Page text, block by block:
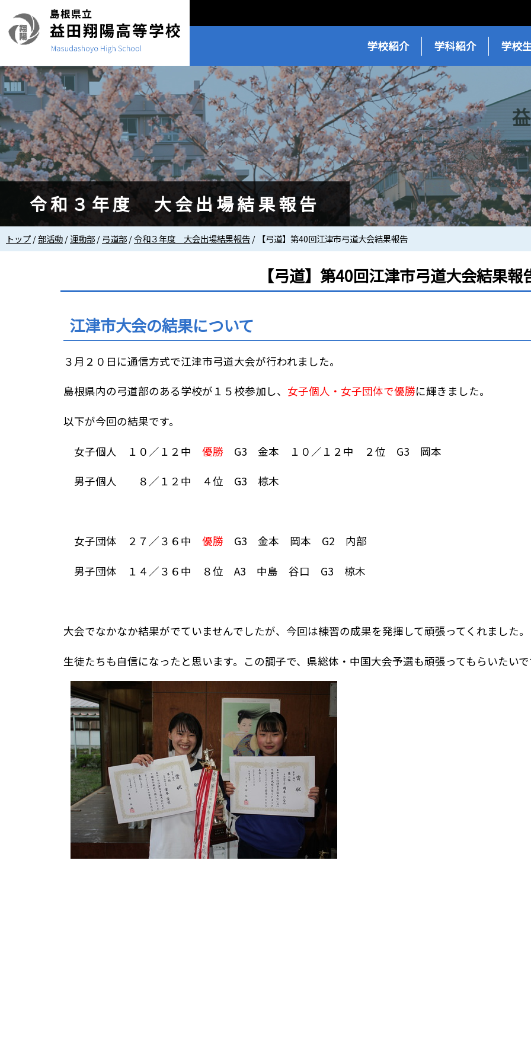
学校紹介 学科紹介 学校
令和３年度 大会出場結果報告
現
在
トップ/部活動/運動部/ 弓道部/令和３年度 大会出場結果報告/ 【弓道】第40回江津市弓道大会結果報告
【弓道】第40回江津市弓道大会結果報
江津市大会の結果について
３月２０日に通信方式で江津市弓道大会が行われました。
島根県内の弓道部のある学校が１５校参加し、 女子個人・女子団体で優勝に輝きました。
以下が今回の結果です。
女子個人 １０／１２中 優勝 G3 金本 １０／１２中 ２位 G3 岡本
男子個人 ８／１２中 ４位 G3 椋木
女子団体 ２７／３６中 優勝 G3 金本 岡本 G2 内部
男子団体 １４／３６中 ８位 A3 中島 谷口 G3 椋木
大会でなかなか結果がでていませんでしたが、今回は練習の成果を発揮して頑張ってくれました。
生徒たちも自信になったと思います。この調子で、県総体・中国大会予選も頑張ってもらいたい